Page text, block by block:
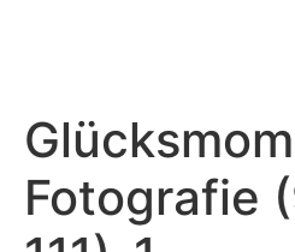
Fotografie